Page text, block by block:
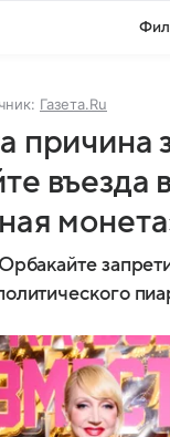
Газета.Ru
причина
въезда